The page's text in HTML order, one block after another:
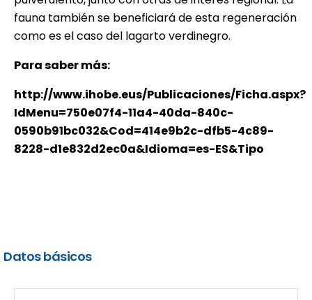
fauna también se beneficiará de esta regeneración
como es el caso del lagarto verdinegro.
Para saber más:
http://www.ihobe.eus/Publicaciones/Ficha.aspx?
IdMenu=750e07f4-11a4-40da-840c-
0590b91bc032&Cod=414e9b2c-dfb5-4c89-
8228-d1e832d2ec0a&Idioma=es-ES&Tipo
Datos básicos